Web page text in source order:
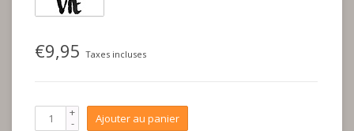
€9,95 Taxes incluses
+
- Ajouter au panier